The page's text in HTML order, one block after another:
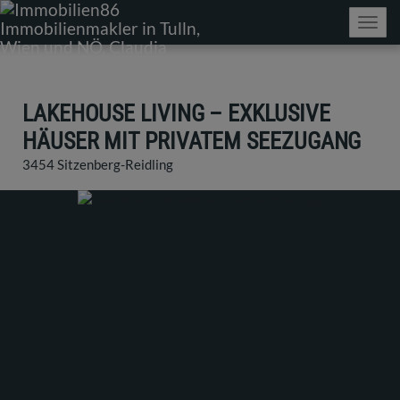
LAKEHOUSE LIVING – EXKLUSIVE
HÄUSER MIT PRIVATEM SEEZUGANG
3454 Sitzenberg-Reidling